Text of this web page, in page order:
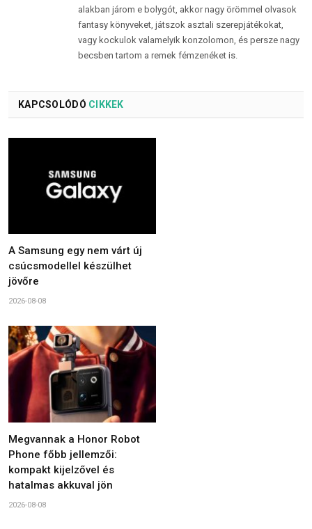
alakban járom e bolygót, akkor nagy örömmel olvasok
fantasy könyveket, játszok asztali szerepjátékokat,
vagy kockulok valamelyik konzolomon, és persze nagy
becsben tartom a remek fémzenéket is.
KAPCSOLÓDÓ CIKKEK
A Samsung egy nem várt új
csúcsmodellel készülhet
jövőre
2026-08-08
Megvannak a Honor Robot
Phone főbb jellemzői:
kompakt kijelzővel és
hatalmas akkuval jön
2026-08-08